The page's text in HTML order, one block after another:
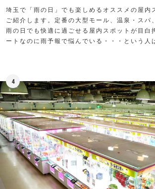
埼玉で「雨の日」でも楽しめるオススメの屋内
ご紹介します。定番の大型モール、温泉・スパ
雨の日でも快適に過ごせる屋内スポットが目白
ートなのに雨予報で悩んでいる・・・という人
4